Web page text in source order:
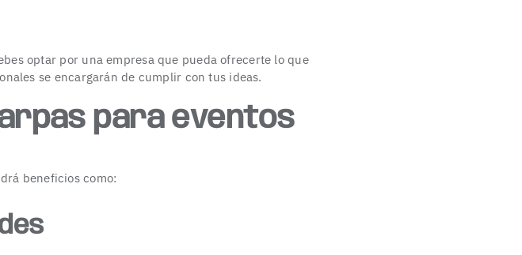
optar por una empresa que pueda ofrecerte lo que
se encargarán de cumplir con tus ideas.
para eventos
beneficios como: